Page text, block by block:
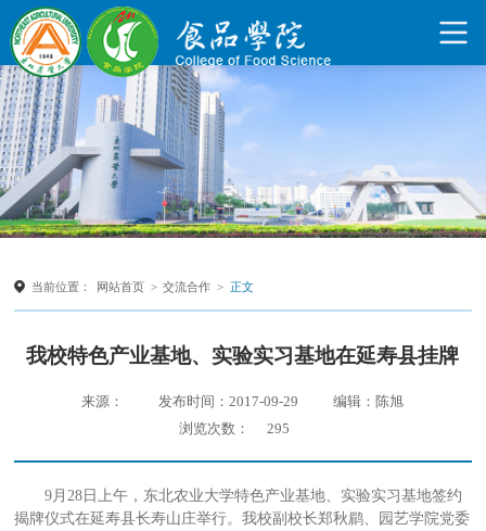
当前位置： 网站首页 > 交流合作 > 正文
我校特色产业基地、实验实习基地在延寿县挂牌
来源： 发布时间：2017-09-29
编辑：陈旭
浏览次数：
295
9月28日上午，东北农业大学特色产业基地、实验实习基地签约
揭牌仪式在延寿县长寿山庄举行。我校副校长郑秋鹛、园艺学院党委